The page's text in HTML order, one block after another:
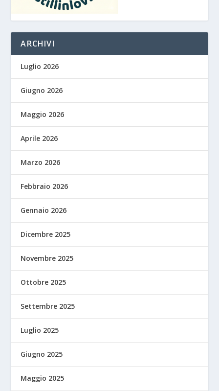
ARCHIVI
Luglio 2026
Giugno 2026
Maggio 2026
Aprile 2026
Marzo 2026
Febbraio 2026
Gennaio 2026
Dicembre 2025
Novembre 2025
Ottobre 2025
Settembre 2025
Luglio 2025
Giugno 2025
Maggio 2025